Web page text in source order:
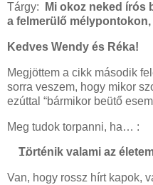
Tárgy:
Mi okoz neked írós
a felmerülő
Kedves Wendy és Réka!
Megjöttem a cikk második
sorra veszem, hogy mikor
ezúttal “bármikor beütő
Meg tudok torpanni, ha… :
Történik valami az
Van, hogy rossz hírt kapok,